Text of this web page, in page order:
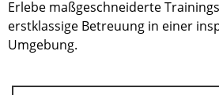
Erlebe maßgeschneiderte
erstklassige Betreuung in einer
Umgebung.